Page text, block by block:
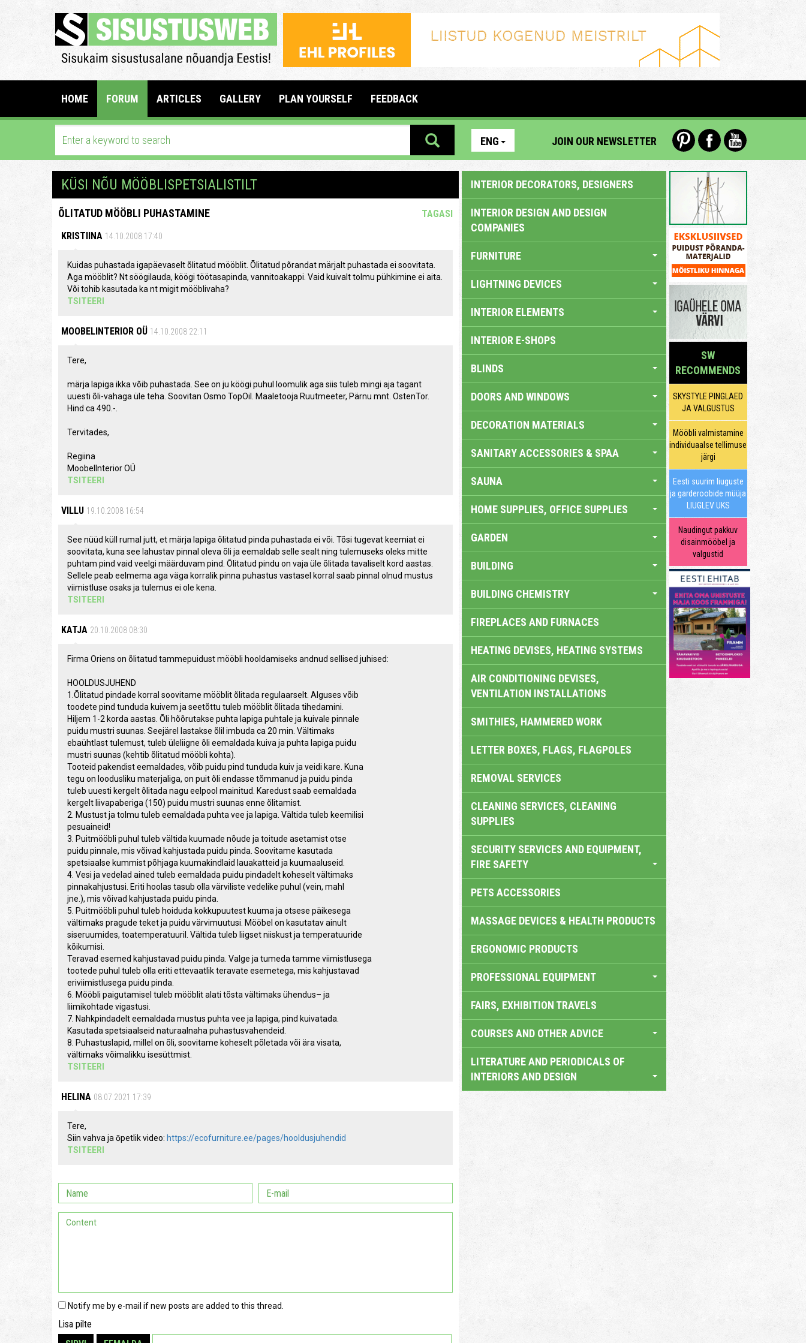
HOME FORUM ARTICLES GALLERY PLAN YOURSELF FEEDBACK
ENG JOIN OUR NEWSLETTER
KÜSI NÕU MÖÖBLISPETSIALISTILT
ÕLITATUD MÖÖBLI PUHASTAMINE
TAGASI
KRISTIINA 14.10.2008 17:40
Kuidas puhastada igapäevaselt õlitatud mööblit. Õlitatud põrandat märjalt puhastada ei soovitata.
Aga mööblit? Nt söögilauda, köögi töötasapinda, vannitoakappi. Vaid kuivalt tolmu pühkimine ei aita.
Või tohib kasutada ka nt migit mööblivaha?
TSITEERI
MOOBELINTERIOR OÜ 14.10.2008 22:11
Tere,
märja lapiga ikka võib puhastada. See on ju köögi puhul loomulik aga siis tuleb mingi aja tagant
uuesti õli-vahaga üle teha. Soovitan Osmo TopOil. Maaletooja Ruutmeeter, Pärnu mnt. OstenTor.
Hind ca 490.-.
Tervitades,
Regiina
MoobelInterior OÜ
TSITEERI
VILLU 19.10.2008 16:54
See nüüd küll rumal jutt, et märja lapiga õlitatud pinda puhastada ei või. Tõsi tugevat keemiat ei
soovitata, kuna see lahustav pinnal oleva õli ja eemaldab selle sealt ning tulemuseks oleks mitte
puhtam pind vaid veelgi määrduvam pind. Õlitatud pindu on vaja üle õlitada tavaliselt kord aastas.
Sellele peab eelmema aga väga korralik pinna puhastus vastasel korral saab pinnal olnud mustus
viimistluse osaks ja tulemus ei ole kena.
TSITEERI
KATJA 20.10.2008 08:30
Firma Oriens on õlitatud tammepuidust mööbli hooldamiseks andnud sellised juhised:
HOOLDUSJUHEND
1.Õlitatud pindade korral soovitame mööblit õlitada regulaarselt. Alguses võib
toodete pind tunduda kuivem ja seetõttu tuleb mööblit õlitada tihedamini.
Hiljem 1-2 korda aastas. Õli hõõrutakse puhta lapiga puhtale ja kuivale pinnale
puidu mustri suunas. Seejärel lastakse õlil imbuda ca 20 min. Vältimaks
ebaühtlast tulemust, tuleb üleliigne õli eemaldada kuiva ja puhta lapiga puidu
mustri suunas (kehtib õlitatud mööbli kohta).
Tooteid pakendist eemaldades, võib puidu pind tunduda kuiv ja veidi kare. Kuna
tegu on loodusliku materjaliga, on puit õli endasse tõmmanud ja puidu pinda
tuleb uuesti kergelt õlitada nagu eelpool mainitud. Karedust saab eemaldada
kergelt liivapaberiga (150) puidu mustri suunas enne õlitamist.
2. Mustust ja tolmu tuleb eemaldada puhta vee ja lapiga. Vältida tuleb keemilisi
pesuaineid!
3. Puitmööbli puhul tuleb vältida kuumade nõude ja toitude asetamist otse
puidu pinnale, mis võivad kahjustada puidu pinda. Soovitame kasutada
spetsiaalse kummist põhjaga kuumakindlaid lauakatteid ja kuumaaluseid.
4. Vesi ja vedelad ained tuleb eemaldada puidu pindadelt koheselt vältimaks
pinnakahjustusi. Eriti hoolas tasub olla värviliste vedelike puhul (vein, mahl
jne.), mis võivad kahjustada puidu pinda.
5. Puitmööbli puhul tuleb hoiduda kokkupuutest kuuma ja otsese päikesega
vältimaks pragude teket ja puidu värvimuutusi. Mööbel on kasutatav ainult
siseruumides, toatemperatuuril. Vältida tuleb liigset niiskust ja temperatuuride
kõikumisi.
Teravad esemed kahjustavad puidu pinda. Valge ja tumeda tamme viimistlusega
tootede puhul tuleb olla eriti ettevaatlik teravate esemetega, mis kahjustavad
eriviimistlusega puidu pinda.
6. Mööbli paigutamisel tuleb mööblit alati tõsta vältimaks ühendus– ja
liimikohtade vigastusi.
7. Nahkpindadelt eemaldada mustus puhta vee ja lapiga, pind kuivatada.
Kasutada spetsiaalseid naturaalnaha puhastusvahendeid.
8. Puhastuslapid, millel on õli, soovitame koheselt põletada või ära visata,
vältimaks võimalikku isesüttmist.
TSITEERI
HELINA 08.07.2021 17:39
Tere,
Siin vahva ja ōpetlik video: https://ecofurniture.ee/pages/hooldusjuhendid
TSITEERI
Notify me by e-mail if new posts are added to this thread.
Lisa pilte
INTERIOR DECORATORS, DESIGNERS
INTERIOR DESIGN AND DESIGN
COMPANIES
FURNITURE
LIGHTNING DEVICES
INTERIOR ELEMENTS
INTERIOR E-SHOPS
BLINDS
DOORS AND WINDOWS
DECORATION MATERIALS
SANITARY ACCESSORIES & SPAA
SAUNA
HOME SUPPLIES, OFFICE SUPPLIES
GARDEN
BUILDING
BUILDING CHEMISTRY
FIREPLACES AND FURNACES
HEATING DEVISES, HEATING SYSTEMS
AIR CONDITIONING DEVISES,
VENTILATION INSTALLATIONS
SMITHIES, HAMMERED WORK
LETTER BOXES, FLAGS, FLAGPOLES
REMOVAL SERVICES
CLEANING SERVICES, CLEANING
SUPPLIES
SECURITY SERVICES AND EQUIPMENT,
FIRE SAFETY
PETS ACCESSORIES
MASSAGE DEVICES & HEALTH PRODUCTS
ERGONOMIC PRODUCTS
PROFESSIONAL EQUIPMENT
FAIRS, EXHIBITION TRAVELS
COURSES AND OTHER ADVICE
LITERATURE AND PERIODICALS OF
INTERIORS AND DESIGN
SW
RECOMMENDS
SKYSTYLE PINGLAED
JA VALGUSTUS
Mööbli valmistamine
individuaalse tellimuse
järgi
Eesti suurim liuguste
ja garderoobide müüja
LIUGLEV UKS
Naudingut pakkuv
disainmööbel ja
valgustid